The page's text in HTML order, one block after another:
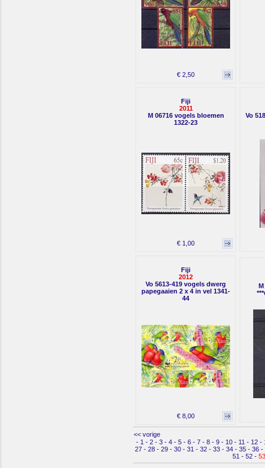
€ 2,50
Fiji
2011
M 06716 vogels bloemen
1322-23
€ 1,00
Vo
Fiji
2012
Vo 5613-419 vogels dwerg
papegaaien 2 x 4 in vel 1341-
44
€ 8,00
M
<< vorige
- 1 - 2- 3- 4- 5- 6- 7- 8- 9- 10- 11 - 12-
27- 28- 29- 30- 31 - 32- 33- 34- 35- 36-
51 - 52- 53